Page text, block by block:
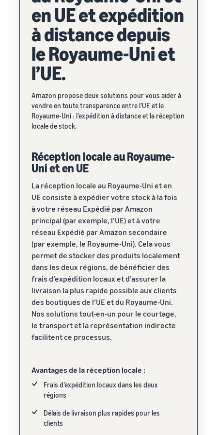
Comment vendre des
écouteurs en ligne
Vendez des écouteurs à des
clients du monde entier
Comment vendre des T-
shirts en ligne
Développez votre marque
en UE et expédition
à distance depuis
le Royaume-Uni et
l’UE.
Amazon propose deux solutions pour vous aider à
vendre en toute transparence entre l’UE et le
Royaume-Uni : l’expédition à distance et la réception
locale de stock.
Réception locale au Royaume-
Uni et en UE
La réception locale au Royaume-Uni et en
UE consiste à expédier votre stock à la fois
à votre réseau Expédié par Amazon
principal (par exemple, l’UE) et à votre
réseau Expédié par Amazon secondaire
(par exemple, le Royaume-Uni). Cela vous
permet de stocker des produits localement
dans les deux régions, de bénéficier des
frais d’expédition locaux et d’assurer la
livraison la plus rapide possible aux clients
des boutiques de l’UE et du Royaume-Uni.
Nos solutions tout-en-un pour le courtage,
le transport et la représentation indirecte
facilitent ce processus.
Avantages de la réception locale :
Frais d’expédition locaux dans les deux
régions
Délais de livraison plus rapides pour les
clients